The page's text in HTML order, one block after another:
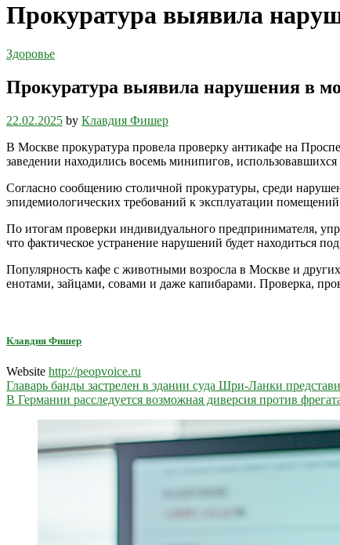
Прокуратура выявила
Здоровье
Прокуратура выявила нарушения в
22.02.2025 by Клавдия Фишер
В Москве прокуратура провела проверку антикафе на
заведении находились восемь минипигов,
Согласно сообщению столичной прокуратуры, среди
эпидемиологических требований к эксплуатации
По итогам проверки индивидуального предпринимателя,
что фактическое устранение нарушений будет находиться
Популярность кафе с животными возросла в Москве и
енотами, зайцами, совами и даже капибарами. Проверка,
Клавдия Фишер
Website http://peopvoice.ru
Навигация
по
Главарь банды застрелен в здании суда Шри-Ланки
В Германии расследуется возможная диверсия против